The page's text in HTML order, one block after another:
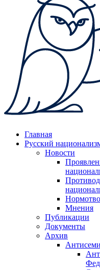
Главная
Русский
Новости
Мнения
Публикации
Документы
Архив